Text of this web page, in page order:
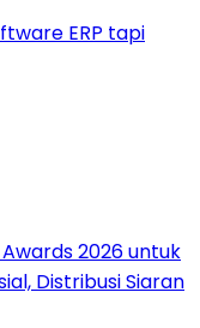
ERP tapi
2026 untuk
Distribusi Siaran